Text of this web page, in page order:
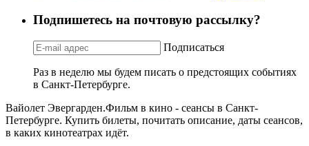
Подпишетесь на почтовую рассылку?
Подписаться
Раз в неделю мы будем писать о предстоящих событиях
в Санкт-Петербурге.
Вайолет Эвергарден.Фильм в кино - сеансы в Санкт-
Петербурге. Купить билеты, почитать описание, даты сеансов,
в каких кинотеатрах идёт.